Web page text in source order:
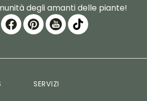
degli amanti delle piante!
SERVIZI